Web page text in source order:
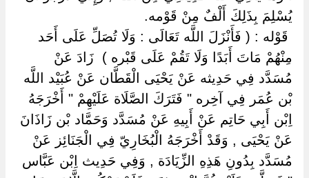
يُسْلِمَ بِذَلِكَ أَلْفٌ مِنْ قَوْمه.
‏ ‏قَوْله : ( فَأَنْزَلَ اللَّه تَعَالَى : وَلَا تُصَلِّ عَلَى أَحَد
مِنْهُمْ مَاتَ أَبَدًا وَلَا تَقُمْ عَلَى قَبْره ) ‏ ‏زَادَ عَنْ
مُسَدَّد فِي حَدِيثه عَنْ يَحْيَى الْقَطَّان عَنْ عُبَيْد اللَّه
بْن عُمَر فِي آخِره " فَتَرَكَ الصَّلَاة عَلَيْهِمْ " أَخْرَجَهُ
اِبْن أَبِي حَاتِم عَنْ أَبِيهِ عَنْ مُسَدَّد وَحَمَّاد بْن زَاذَانَ
عَنْ يَحْيَى , وَقَدْ أَخْرَجَهُ الْبُخَارِيّ فِي الْجَنَائِز عَنْ
مُسَدَّد بِدُونِ هَذِهِ الزِّيَادَة , وَفِي حَدِيث اِبْن عَبَّاس